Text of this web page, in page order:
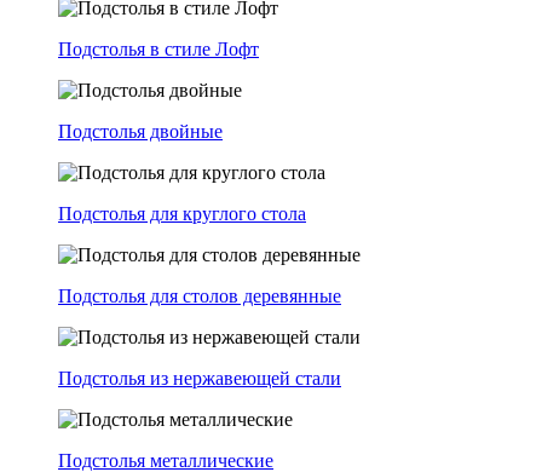
Подстолья в стиле Лофт
Подстолья двойные
Подстолья для круглого стола
Подстолья для столов деревянные
Подстолья из нержавеющей стали
Подстолья металлические